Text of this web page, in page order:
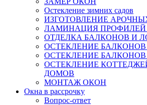
Остекление зимних садов
ИЗГОТОВЛЕНИЕ
ЛАМИНАЦИЯ
ОТДЕЛКА БАЛКОНОВ И
ОСТЕКЛЕНИЕ
ОСТЕКЛЕНИЕ
ОСТЕКЛЕНИЕ
ДОМОВ
МОНТАЖ ОКОН
Окна в рассрочку
Вопрос-ответ